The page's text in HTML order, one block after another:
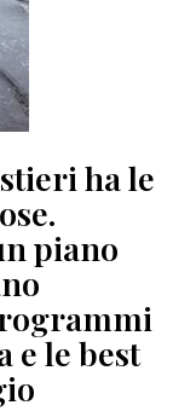
ha le
piano
e le best